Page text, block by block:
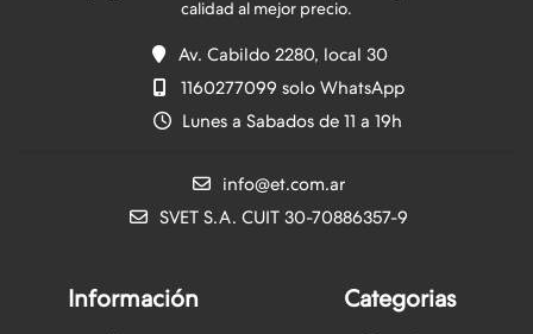
Av. Cabildo 2280, local 30
1160277099 solo WhatsApp
Lunes a Sabados de 11 a 19h
info@et.com.ar
SVET S.A. CUIT 30-70886357-9
Información Categorias